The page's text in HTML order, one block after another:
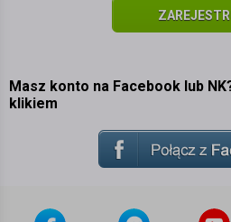
Masz konto na Facebook lub
klikiem